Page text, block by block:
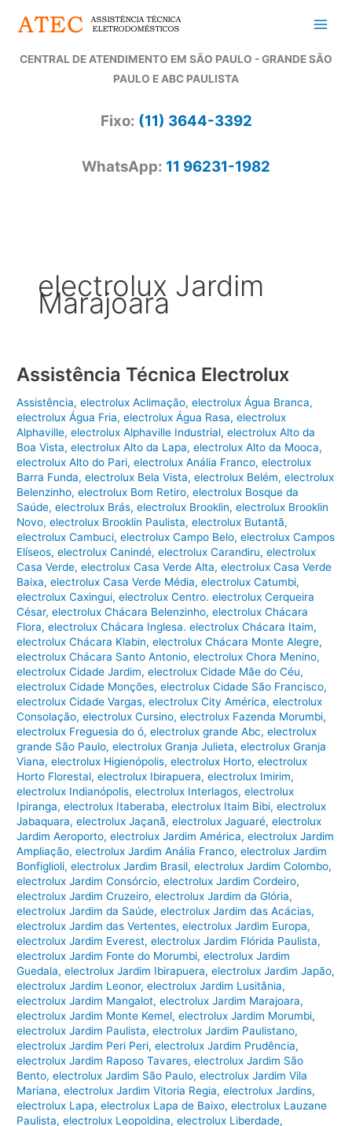
para
conteúdo
CENTRAL DE ATENDIMENTO EM SÃO PAULO - GRANDE SÃO
PAULO E ABC PAULISTA
Fixo: (11) 3644-3392
WhatsApp: 11 96231-1982
electrolux Jardim
Marajoara
Assistência Técnica Electrolux
Assistência,electrolux Aclimação,electrolux Água Branca,
electrolux Água Fria,electrolux Água Rasa,electrolux
Alphaville,electrolux Alphaville Industrial,electrolux Alto da
Boa Vista,electrolux Alto da Lapa,electrolux Alto da Mooca,
electrolux Alto do Pari,electrolux Anália Franco,electrolux
Barra Funda,electrolux Bela Vista,electrolux Belém,electrolux
Belenzinho,electrolux Bom Retiro,electrolux Bosque da
Saúde,electrolux Brás,electrolux Brooklin,electrolux Brooklin
Novo,electrolux Brooklin Paulista,electrolux Butantã,
electrolux Cambuci,electrolux Campo Belo,electrolux Campos
Elíseos,electrolux Canindé,electrolux Carandiru,electrolux
Casa Verde,electrolux Casa Verde Alta,electrolux Casa Verde
Baixa,electrolux Casa Verde Média,electrolux Catumbi,
electrolux Caxingui,electrolux Centro. electrolux Cerqueira
César,electrolux Chácara Belenzinho,electrolux Chácara
Flora,electrolux Chácara Inglesa. electrolux Chácara Itaim,
electrolux Chácara Klabin,electrolux Chácara Monte Alegre,
electrolux Chácara Santo Antonio,electrolux Chora Menino,
electrolux Cidade Jardim,electrolux Cidade Mãe do Céu,
electrolux Cidade Monções,electrolux Cidade São Francisco,
electrolux Cidade Vargas,electrolux City América,electrolux
Consolação,electrolux Cursino,electrolux Fazenda Morumbi,
electrolux Freguesia do ó,electrolux grande Abc,electrolux
grande São Paulo,electrolux Granja Julieta,electrolux Granja
Viana,electrolux Higienópolis,electrolux Horto,electrolux
Horto Florestal,electrolux Ibirapuera,electrolux Imirim,
electrolux Indianópolis,electrolux Interlagos,electrolux
Ipiranga,electrolux Itaberaba,electrolux Itaim Bibi,electrolux
Jabaquara,electrolux Jaçanã,electrolux Jaguaré,electrolux
Jardim Aeroporto,electrolux Jardim América,electrolux Jardim
Ampliação,electrolux Jardim Anália Franco,electrolux Jardim
Bonfiglioli,electrolux Jardim Brasil,electrolux Jardim Colombo,
electrolux Jardim Consórcio,electrolux Jardim Cordeiro,
electrolux Jardim Cruzeiro,electrolux Jardim da Glória,
electrolux Jardim da Saúde,electrolux Jardim das Acácias,
electrolux Jardim das Vertentes,electrolux Jardim Europa,
electrolux Jardim Everest,electrolux Jardim Flórida Paulista,
electrolux Jardim Fonte do Morumbi,electrolux Jardim
Guedala,electrolux Jardim Ibirapuera,electrolux Jardim Japão,
electrolux Jardim Leonor,electrolux Jardim Lusitânia,
electrolux Jardim Mangalot,electrolux Jardim Marajoara,
electrolux Jardim Monte Kemel,electrolux Jardim Morumbi,
electrolux Jardim Paulista,electrolux Jardim Paulistano,
electrolux Jardim Peri Peri,electrolux Jardim Prudência,
electrolux Jardim Raposo Tavares,electrolux Jardim São
Bento,electrolux Jardim São Paulo,electrolux Jardim Vila
Mariana,electrolux Jardim Vitoria Regia,electrolux Jardins,
electrolux Lapa,electrolux Lapa de Baixo,electrolux Lauzane
Paulista,electrolux Leopoldina,electrolux Liberdade,